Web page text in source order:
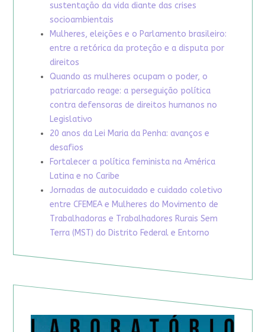
sustentação da vida diante das crises
socioambientais
Mulheres, eleições e o Parlamento brasileiro:
entre a retórica da proteção e a disputa por
direitos
Quando as mulheres ocupam o poder, o
patriarcado reage: a perseguição política
contra defensoras de direitos humanos no
Legislativo
20 anos da Lei Maria da Penha: avanços e
desafios
Fortalecer a política feminista na América
Latina e no Caribe
Jornadas de autocuidado e cuidado coletivo
entre CFEMEA e Mulheres do Movimento de
Trabalhadoras e Trabalhadores Rurais Sem
Terra (MST) do Distrito Federal e Entorno